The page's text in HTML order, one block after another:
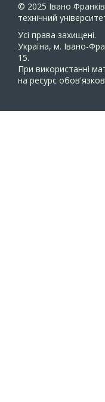
© 2025 Івано
технічний
Усi права захищенi.
Україна, м. Івано-
15.
При використанні
на ресурс